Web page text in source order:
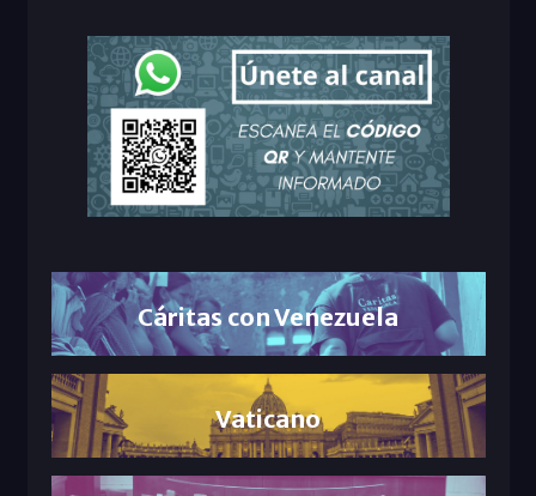
Cáritas con Venezuela
Vaticano